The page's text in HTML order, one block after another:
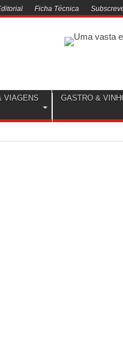
Ficha Técnica
VIAGENS GASTRO &